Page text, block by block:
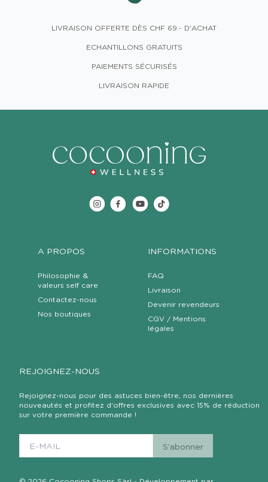
LIVRAISON OFFERTE DÈS CHF 69.- D'ACHAT
ECHANTILLONS GRATUITS
PAIEMENTS SÉCURISÉS
LIVRAISON RAPIDE
A PROPOS
Philosophie &
valeurs self care
Contactez-nous
Nos boutiques
INFORMATIONS
FAQ
Livraison
Devenir revendeurs
CGV / Mentions
légales
REJOIGNEZ-NOUS
Rejoignez-nous pour des astuces bien-être, nos dernières
nouveautés et profitez d'offres exclusives avec 15% de réduction
sur votre première commande !